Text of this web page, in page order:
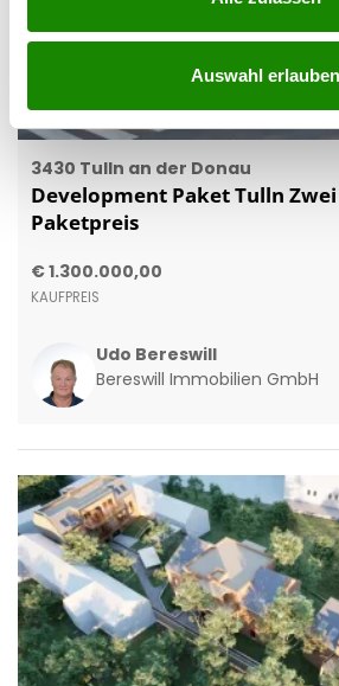
Auswahl erlauben
3430 Tulln an der Donau
Development Paket Tulln
Paketpreis
€ 1.300.000,00
KAUFPREIS
Udo Bereswill
Bereswill Immobilien GmbH